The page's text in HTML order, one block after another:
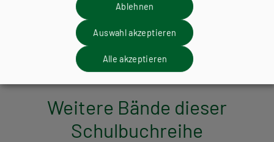
ZUM ONLINE ZUSATZMATERIAL
Weitere Bände dieser
Schulbuchreihe
Ablehnen
Auswahl akzeptieren
Alle akzeptieren